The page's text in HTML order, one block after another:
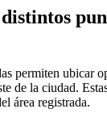
permiten ubicar
de la ciudad.
área registrada.